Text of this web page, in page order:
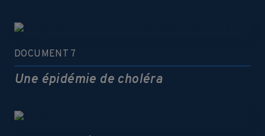
DOCUMENT 7
Une épidémie de choléra